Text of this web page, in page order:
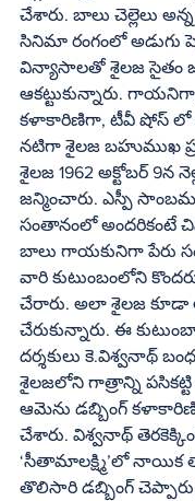
చేశారు. బాలు చెల్లెలు అన్న
సినిమా రంగంలో అడుగు
విన్యాసాలతో శైలజ సైతం
ఆకట్టుకున్నారు.
కళాకారిణిగా, టీవీ షోస్‌ లో న్యాయనిర్ణేతగా,
నటిగా శైలజ బహుముఖ
శైలజ 1962 అక్టోబర్‌ 9న నెల్లూరులో
జన్మించారు. ఎస్పీ
సంతానంలో అందరికంటే
బాలు గాయకునిగా పేరు
వారి కుటుంబంలోని
చేరారు. అలా శైలజ కూడా
చేరుకున్నారు. ఈ
దర్శకులు కె.విశ్వనాథ్‌ బంధువు. దాంతో
శైలజలోని గాత్రాన్ని
ఆమెను డబ్బింగ్‌ కళాకారిణిగా పరిచయం
చేశారు. విశ్వనాథ్‌ తెరకెక్కించిన
‘సీతామాలక్ష్మి’లో నాయిక
తొలిసారి డబ్బింగ్‌ చెప్పారు శైలజ. ఆ తరువాత